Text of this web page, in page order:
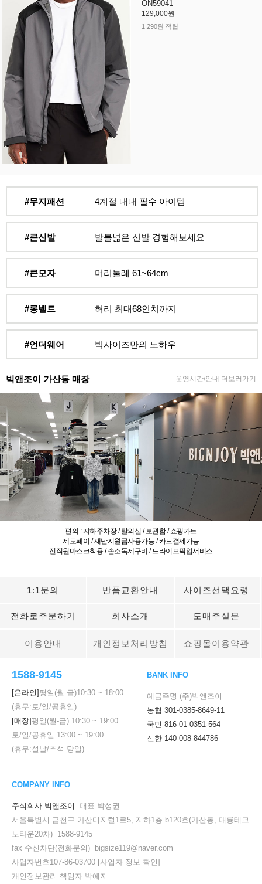
ON59041
129,000원
1,290원 적립
#무지패션 4계절 내내 필수 아이템
#큰신발 발볼넓은 신발 경험해보세요
#큰모자 머리둘레 61~64cm
#롱벨트 허리 최대68인치까지
#언더웨어 빅사이즈만의 노하우
빅앤조이 가산동 매장 운영시간/안내 더보러가기
편의 : 지하주차장 / 탈의실 / 보관함 / 쇼핑카트
제로페이 / 재난지원금사용가능 / 카드결제가능
전직원마스크착용 / 손소독제구비 / 드라이브픽업서비스
1:1문의 반품교환안내 사이즈선택요령
전화로주문하기 회사소개 도매주실분
이용안내 개인정보처리방침 쇼핑몰이용약관
1588-9145
[온라인]평일(월-금)10:30 ~ 18:00
(휴무:토/일/공휴일)
[매장]평일(월-금) 10:30 ~ 19:00
토/일/공휴일 13:00 ~ 19:00
(휴무:설날/추석 당일)
BANK INFO
예금주명 (주)빅앤조이
농협 301-0385-8649-11
국민 816-01-0351-564
신한 140-008-844786
COMPANY INFO
주식회사 빅앤조이
대표 박성권
서울특별시 금천구 가산디지털1로5, 지하1층 b120호(가산동, 대륭테크
노타운20차) 1588-9145
fax 수신차단(전화문의) bigsize119@naver.com
사업자번호107-86-03700 [사업자 정보 확인]
개인정보관리 책임자 박예지